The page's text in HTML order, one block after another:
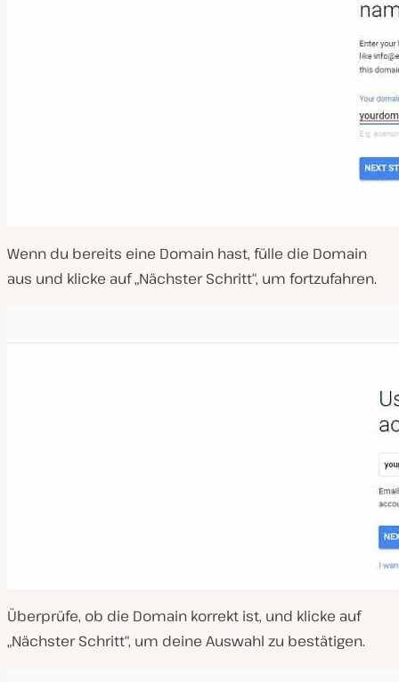
Wenn du bereits eine Domain hast, fülle die Domain
aus und klicke auf „Nächster Schritt“, um fortzufahren.
Überprüfe, ob die Domain korrekt ist, und klicke auf
„Nächster Schritt“, um deine Auswahl zu bestätigen.